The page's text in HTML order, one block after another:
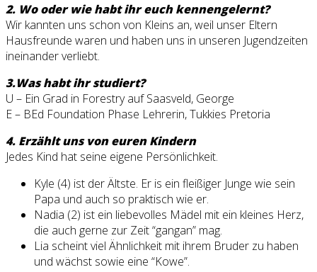
2. Wo oder wie habt ihr euch kennengelernt?
Wir kannten uns schon von Kleins an, weil unser Eltern
Hausfreunde waren und haben uns in unseren Jugendzeiten
ineinander verliebt.
3.Was habt ihr studiert?
U – Ein Grad in Forestry auf Saasveld, George
E – BEd Foundation Phase Lehrerin, Tukkies Pretoria
4. Erzählt uns von euren Kindern
Jedes Kind hat seine eigene Persönlichkeit.
Kyle (4) ist der Ältste. Er is ein fleißiger Junge wie sein
Papa und auch so praktisch wie er.
Nadia (2) ist ein liebevolles Mädel mit ein kleines Herz,
die auch gerne zur Zeit “gangan” mag.
Lia scheint viel Ähnlichkeit mit ihrem Bruder zu haben
und wächst sowie eine “Kowe”.